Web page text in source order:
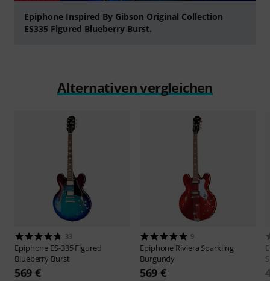
Epiphone Inspired By Gibson Original Collection
ES335 Figured Blueberry Burst.
Alternativen vergleichen
33
Epiphone ES-335 Figured
Blueberry Burst
569 €
9
Epiphone Riviera Sparkling
Burgundy
569 €